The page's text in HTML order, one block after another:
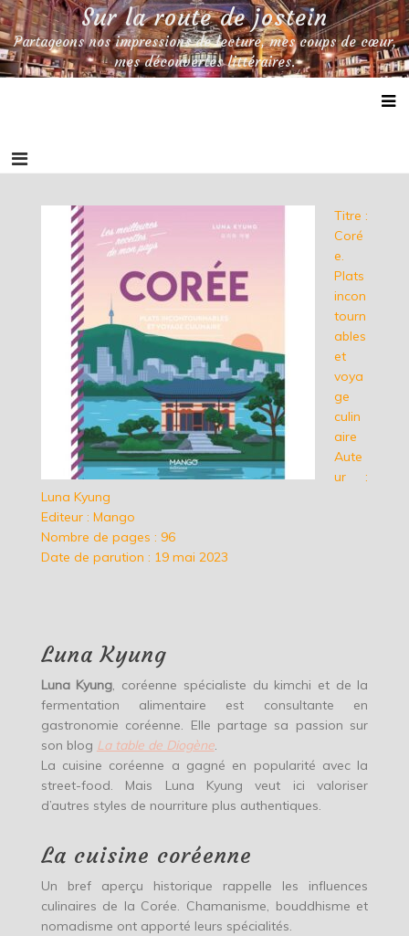
Skip
to
content
Sur la route de jostein
Partageons nos impressions de lecture, mes coups de cœur,
mes découvertes littéraires.
Titre :
Coré
e.
Plats
incon
tourn
ables
et
voya
ge
culin
aire
Aute
ur :
Luna Kyung
Editeur : Mango
Nombre de pages : 96
Date de parution : 19 mai 2023
Luna Kyung
Luna Kyung, coréenne spécialiste du kimchi et de la
fermentation alimentaire est consultante en
gastronomie coréenne. Elle partage sa passion sur
son blog La table de Diogène.
La cuisine coréenne a gagné en popularité avec la
street-food. Mais Luna Kyung veut ici valoriser
d’autres styles de nourriture plus authentiques.
La cuisine coréenne
Un bref aperçu historique rappelle les influences
culinaires de la Corée. Chamanisme, bouddhisme et
nomadisme ont apporté leurs spécialités.